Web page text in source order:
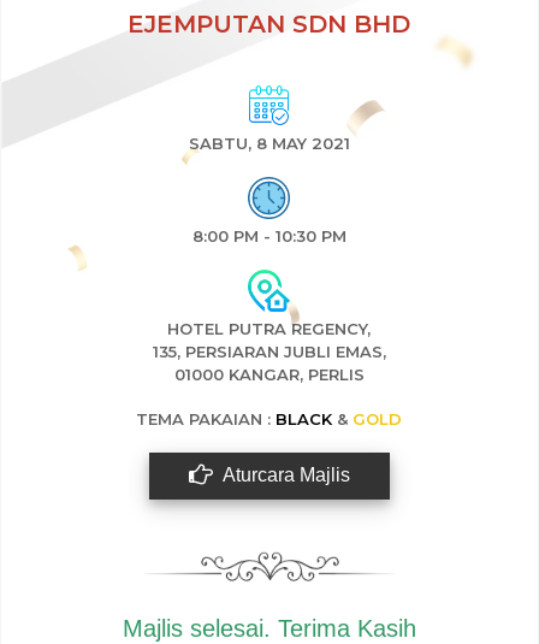
EJEMPUTAN SDN BHD
SABTU, 8 MAY 2021
8:00 PM - 10:30 PM
HOTEL PUTRA REGENCY,
135, PERSIARAN JUBLI EMAS,
01000 KANGAR, PERLIS
TEMA PAKAIAN : BLACK & GOLD
Aturcara Majlis
Majlis selesai. Terima Kasih